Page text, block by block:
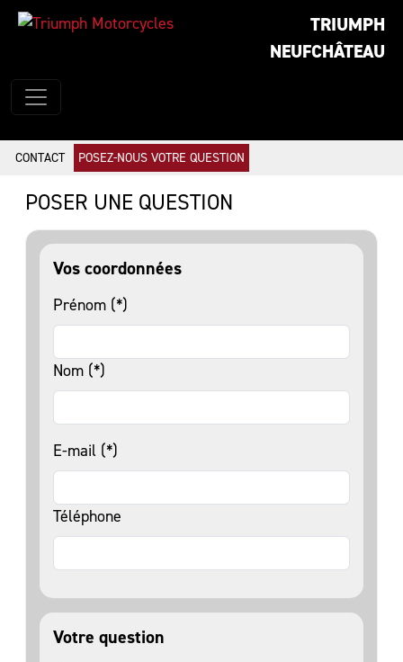
TRIUMPH
NEUFCHÂTEAU
CONTACT POSEZ-NOUS VOTRE QUESTION
POSER UNE QUESTION
Vos coordonnées
Prénom (*)
Nom (*)
E-mail (*)
Téléphone
Votre question